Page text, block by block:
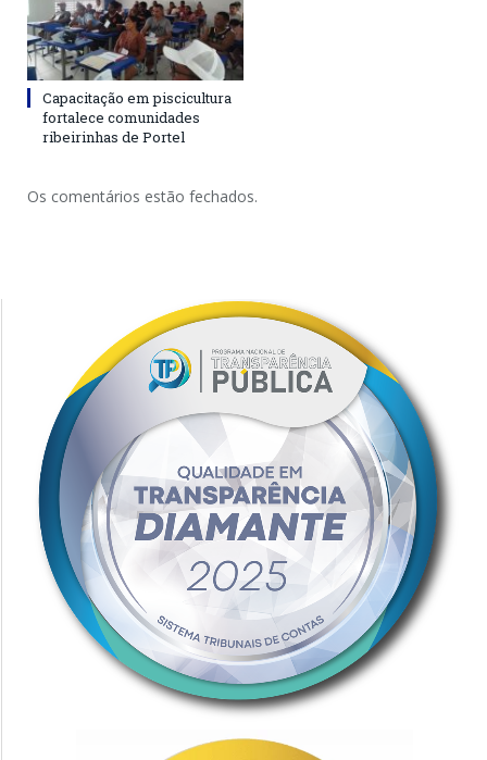
Capacitação em piscicultura
fortalece comunidades
ribeirinhas de Portel
Os comentários estão fechados.